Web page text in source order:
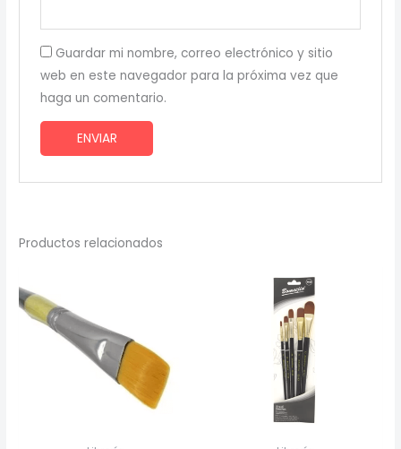
Guardar mi nombre, correo electrónico y sitio
web en este navegador para la próxima vez que
haga un comentario.
Productos relacionados